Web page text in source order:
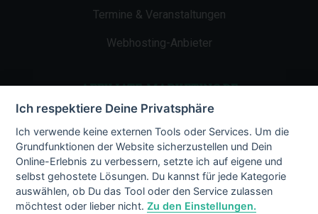
Termine & Veranstaltungen
Webhosting-Anbieter
AFFILIATE-MARKETING.DE
Impressum
Kontakt
Datenschutz
Ich respektiere Deine Privatsphäre
Ich verwende keine externen Tools oder Services. Um die
Grundfunktionen der Website sicherzustellen und Dein
Online-Erlebnis zu verbessern, setzte ich auf eigene und
selbst gehostete Lösungen. Du kannst für jede Kategorie
auswählen, ob Du das Tool oder den Service zulassen
möchtest oder lieber nicht.Zu den Einstellungen.